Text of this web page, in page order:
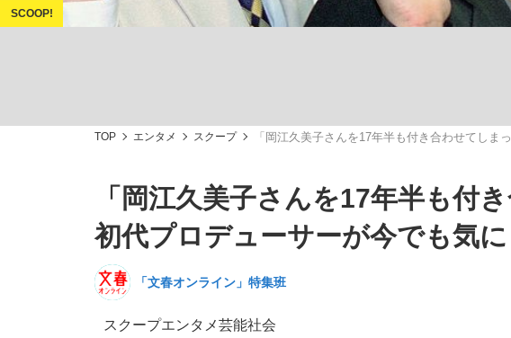
「敗因分析は一切聞かれなかった」侍ジャパン選手が証言した
キングの誕生を、目撃せよ。
TOP エンタメ スクープ 「岡江久美子さんを17年半も付き合わせてしま
「岡江久美子さんを17年半も付
初代プロデューサーが今でも気
「文春オンライン」特集班
スクープエンタメ芸能社会